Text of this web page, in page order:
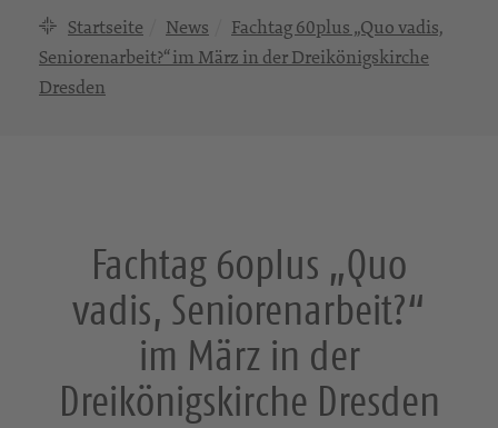
Startseite News
Fachtag 60plus „Quo vadis,
Seniorenarbeit?“ im März in der Dreikönigskirche
Dresden
Fachtag 60plus „Quo
vadis, Seniorenarbeit?“
im März in der
Dreikönigskirche Dresden